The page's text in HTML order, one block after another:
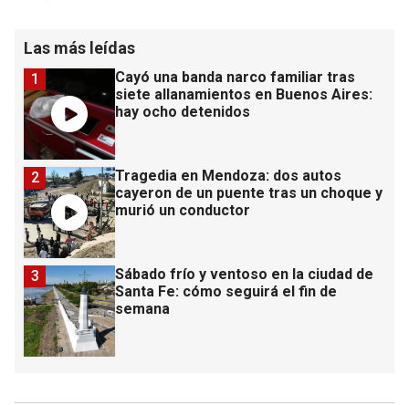
Las más leídas
Cayó una banda narco familiar tras
siete allanamientos en Buenos Aires:
hay ocho detenidos
1
Tragedia en Mendoza: dos autos
cayeron de un puente tras un choque y
murió un conductor
2
Sábado frío y ventoso en la ciudad de
Santa Fe: cómo seguirá el fin de
semana
3